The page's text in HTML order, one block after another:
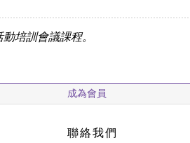
動培訓會議課程。
成為會員
聯絡我們